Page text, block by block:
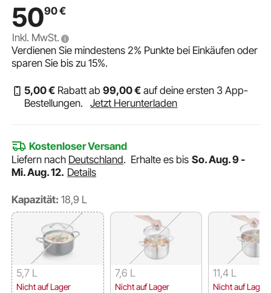
5090€
Inkl. MwSt.
Verdienen Sie mindestens2% Punkte bei Einkäufen oder
sparen Sie bis zu15%.
5,00€ Rabatt ab99,00€ auf deine ersten 3 App-
Bestellungen.
Jetzt Herunterladen
Kostenloser Versand
Liefern nach Deutschland. Erhalte es bis So. Aug. 9 -
Mi. Aug. 12. Details
Kapazität: 18,9 L
5,7 L
Nicht auf Lager
7,6 L
Nicht auf Lager
11,4 L
Nicht auf Lager